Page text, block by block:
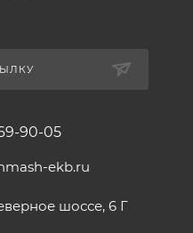
90-05
ekb.ru
шоссе, 6 Г